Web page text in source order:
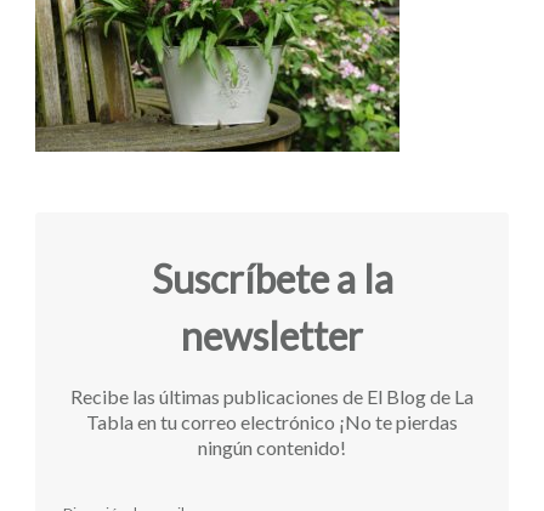
Suscríbete a la
newsletter
Recibe las últimas publicaciones de El Blog de La
Tabla en tu correo electrónico ¡No te pierdas
ningún contenido!